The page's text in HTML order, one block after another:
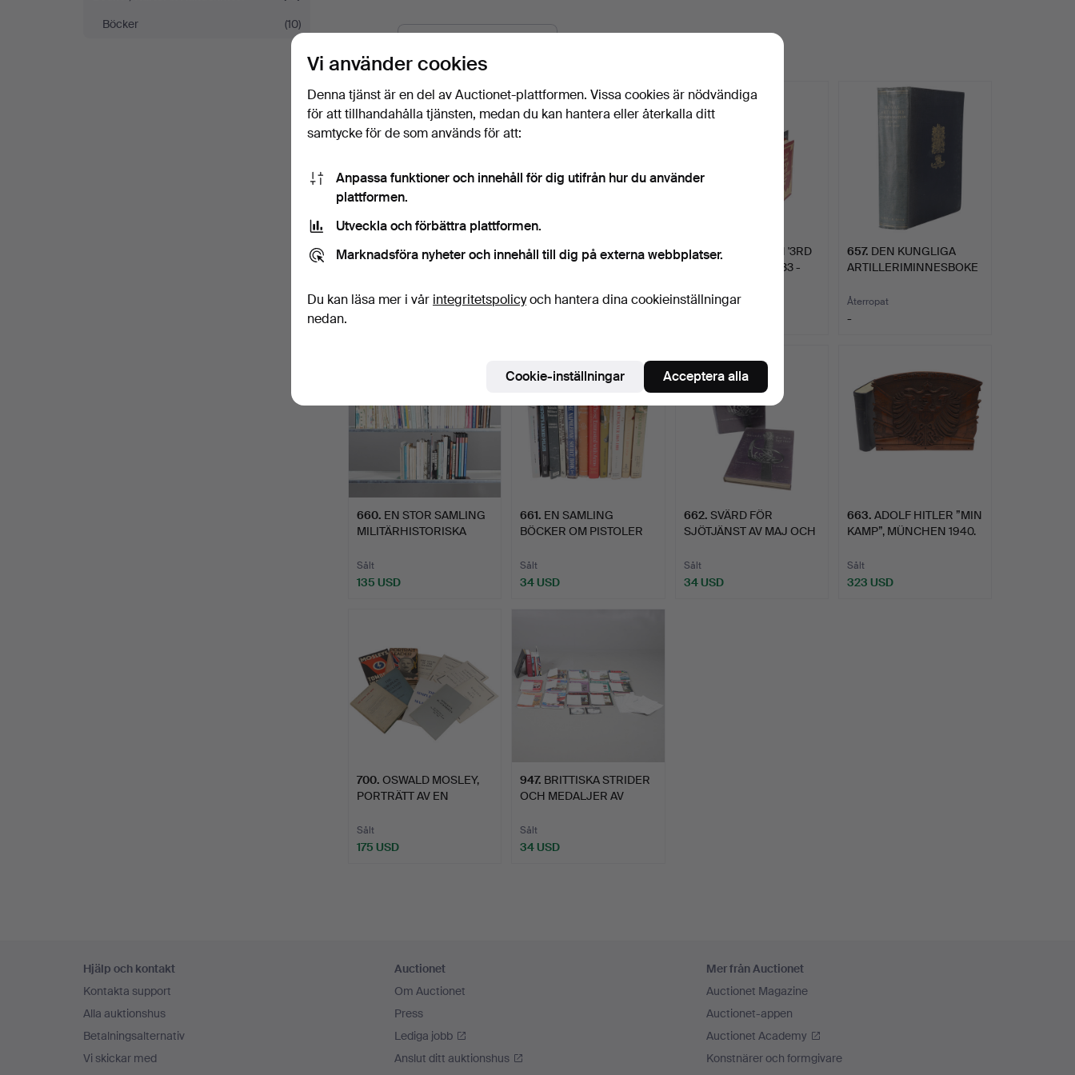
I look forward to seeing you in Crewkerne. Do get in touch if I can help in any way
Böcker
(10)
Pågående
auktioner
401.EN SAMLING
Sålt
538 .EN SAMLING
SV…
Återropat
639.J. A. BOWMAN '3RD
REICH DOLKAR 1933 -
Återropat
657. DEN KUNGLIGA
ARTILLERIMINNESBOKE
Återropat
-
660. EN STOR SAMLING
MILITÄRHISTORISKA
Sålt
135 USD
661. EN SAMLING
BÖCKER OM PISTOLER
Sålt
34 USD
662. SVÄRD FÖR
SJÖTJÄNST AV MAJ OCH
Sålt
34 USD
663. ADOLF HITLER ”MIN
KAMP”, MÜNCHEN 1940.
Sålt
323 USD
700. OSWALD MOSLEY,
PORTRÄTT AV EN
Sålt
175 USD
947. BRITTISKA STRIDER
OCH MEDALJER AV
Sålt
34 USD
Hjälp och kontakt
Kontakta support
Alla auktionshus
Betalningsalternativ
Vi skickar med
Auctionet
Om Auctionet
Press
Lediga jobb
Anslut ditt auktionshus
Mer från Auctionet
Auctionet Magazine
Auctionet-appen
Auctionet Academy
Konstnärer och formgivare
Vi använder cookies
Denna tjänst är en del av Auctionet-plattformen. Vissa cookies är nödvändiga
för att tillhandahålla tjänsten, medan du kan hantera eller återkalla ditt
samtycke för de som används för att:
Anpassa funktioner och innehåll för dig utifrån hur du använder
plattformen.
Utveckla och förbättra plattformen.
Marknadsföra nyheter och innehåll till dig på externa webbplatser.
Du kan läsa mer i vår integritetspolicyoch hantera dina cookieinställningar
nedan.
Cookie-inställningar Acceptera alla